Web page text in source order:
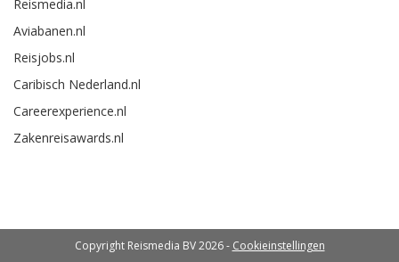
Reismedia.nl
Aviabanen.nl
Reisjobs.nl
Caribisch Nederland.nl
Careerexperience.nl
Zakenreisawards.nl
Copyright Reismedia BV 2026 - Cookieinstellingen